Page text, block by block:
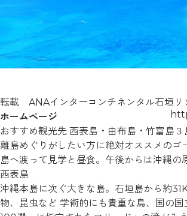
転載 ANAインターコンチネンタル石垣リ
ホームページ
おすすめ観光先 西表島・由布島・竹富島３
離島めぐりがしたい方に絶対オススメの
島へ渡って見学と昼食。午後からは沖縄
西表島
沖縄本島に次ぐ大きな島。石垣島から約
物、昆虫など 学術的にも貴重な鳥、国の